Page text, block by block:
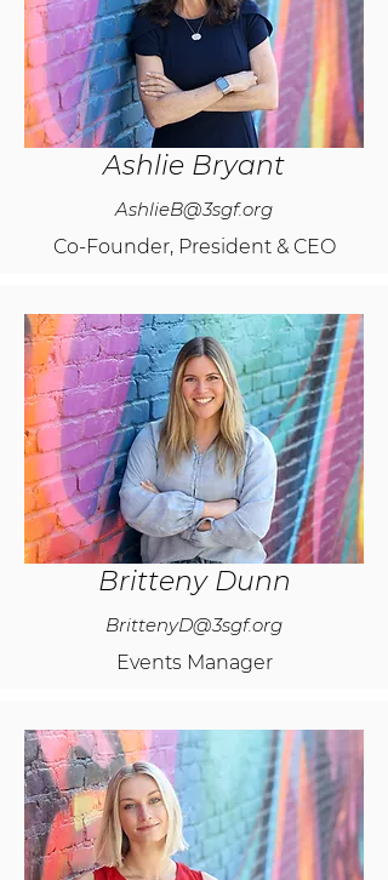
Ashlie Bryant
AshlieB@3sgf.org
Co-Founder, President & CEO
Britteny Dunn
BrittenyD@3sgf.org
Events Manager